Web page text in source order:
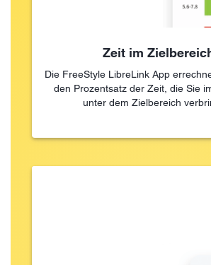
Zeit im
Die FreeStyle LibreLink App
den Prozentsatz der Zeit, die Sie
unter dem Zielbereich